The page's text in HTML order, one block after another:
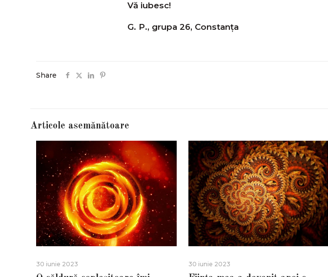
Vă iubesc!
G. P., grupa 26, Constanța
Share
Articole asemănătoare
30 iunie 2023 30 iunie 2023